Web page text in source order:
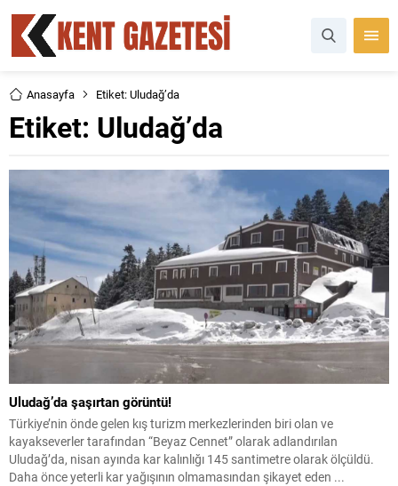
Anasayfa Etiket: Uludağ’da
Etiket: Uludağ’da
Uludağ’da şaşırtan görüntü!
Türkiye’nin önde gelen kış turizm merkezlerinden biri olan ve
kayakseverler tarafından “Beyaz Cennet” olarak adlandırılan
Uludağ’da, nisan ayında kar kalınlığı 145 santimetre olarak ölçüldü.
Daha önce yeterli kar yağışının olmamasından şikayet eden ...